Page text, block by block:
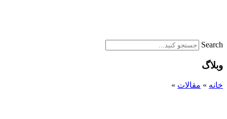
Search
وبلاگ
خانه » مقالات »